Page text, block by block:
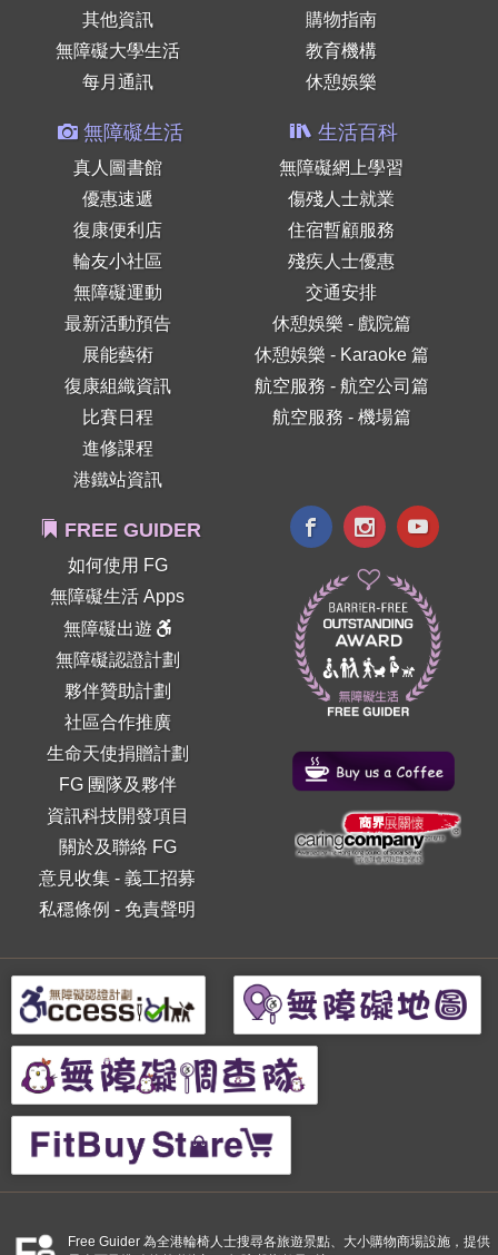
其他資訊
無障礙大學生活
每月通訊
購物指南
教育機構
休憩娛樂
無障礙生活
真人圖書館
優惠速遞
復康便利店
輪友小社區
無障礙運動
最新活動預告
展能藝術
復康組織資訊
比賽日程
進修課程
港鐵站資訊
生活百科
無障礙網上學習
傷殘人士就業
住宿暫顧服務
殘疾人士優惠
交通安排
休憩娛樂 - 戲院篇
休憩娛樂 - Karaoke 篇
航空服務 - 航空公司篇
航空服務 - 機場篇
FREE GUIDER
如何使用 FG
無障礙生活 Apps
無障礙出遊
無障礙認證計劃
夥伴贊助計劃
社區合作推廣
生命天使捐贈計劃
FG 團隊及夥伴
資訊科技開發項目
關於及聯絡 FG
意見收集 -義工招募
私穩條例 - 免責聲明
Free Guider 為全港輪椅人士搜尋各旅遊景點、大小購物商場設施，提供